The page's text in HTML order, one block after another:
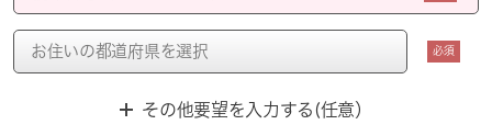
必須
その他要望を入力する(任意）